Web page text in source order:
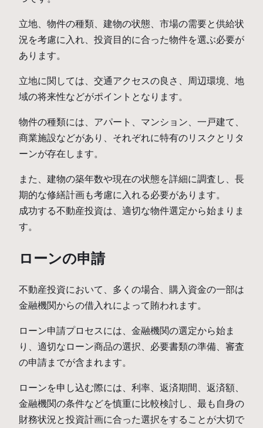
立地、物件の種類、建物の状態、市場の需要と供給状
況を考慮に入れ、投資目的に合った物件を選ぶ必要が
あります。
立地に関しては、交通アクセスの良さ、周辺環境、地
域の将来性などがポイントとなります。
物件の種類には、アパート、マンション、一戸建て、
商業施設などがあり、それぞれに特有のリスクとリタ
ーンが存在します。
また、建物の築年数や現在の状態を詳細に調査し、長
期的な修繕計画も考慮に入れる必要があります。
成功する不動産投資は、適切な物件選定から始まりま
す。
ローンの申請
不動産投資において、多くの場合、購入資金の一部は
金融機関からの借入れによって賄われます。
ローン申請プロセスには、金融機関の選定から始ま
り、適切なローン商品の選択、必要書類の準備、審査
の申請までが含まれます。
ローンを申し込む際には、利率、返済期間、返済額、
金融機関の条件などを慎重に比較検討し、最も自身の
財務状況と投資計画に合った選択をすることが大切で